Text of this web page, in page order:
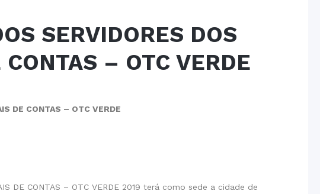
SERVIDORES DOS
– OTC VERDE
DE CONTAS – OTC VERDE
DE CONTAS – OTC VERDE 2019 terá como sede a cidade de